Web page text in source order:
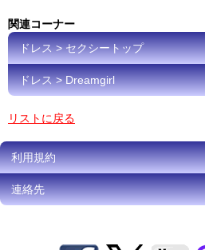
関連コーナー
ドレス > セクシートップ
ドレス > Dreamgirl
リストに戻る
利用規約
連絡先